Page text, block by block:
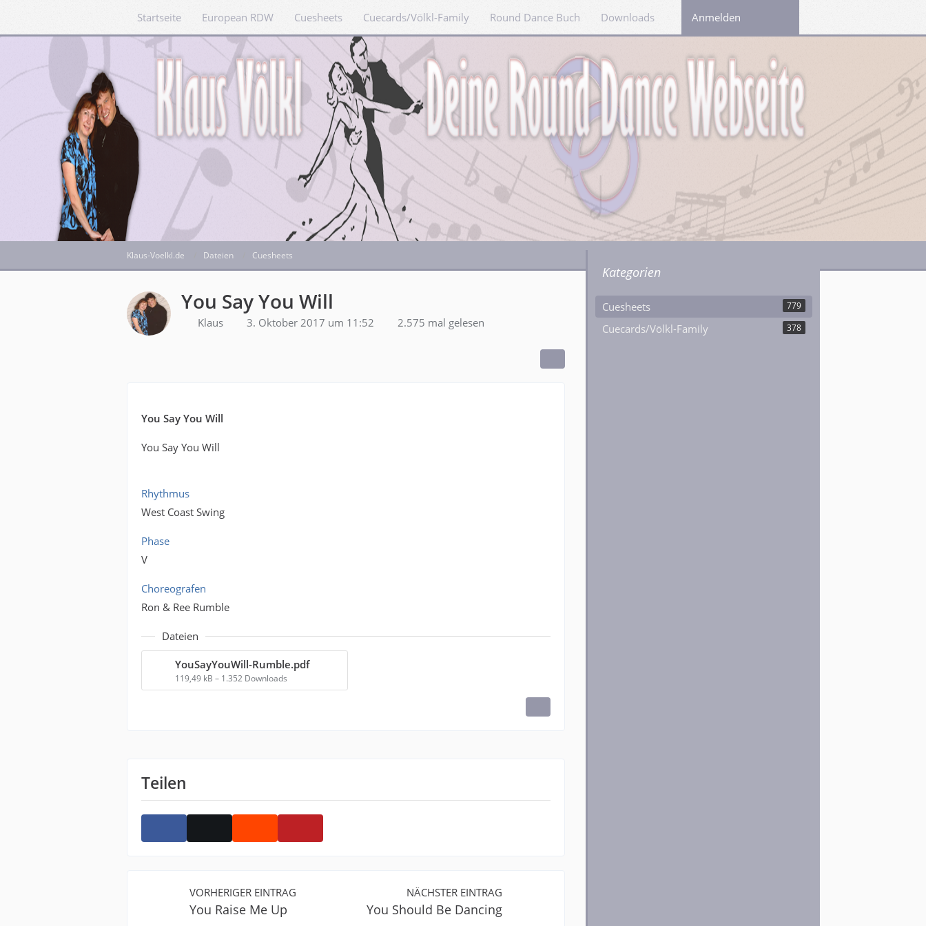
Startseite European RDW Cuesheets Cuecards/Völkl-Family Round Dance Buch Downloads LinksAnmelden
Klaus-Voelkl.de Dateien Cuesheets
You Say You Will
Klaus 3. Oktober 2017 um 11:52 2.575 mal gelesen
You Say You Will
You Say You Will
Rhythmus
West Coast Swing
Phase
V
Choreografen
Ron & Ree Rumble
Dateien
YouSayYouWill-Rumble.pdf
119,49 kB – 1.352 Downloads
Teilen
VORHERIGER EINTRAG
You Raise Me Up
NÄCHSTER EINTRAG
You Should Be Dancing
Kategorien
Cuesheets 779
Cuecards/Völkl-Family 378